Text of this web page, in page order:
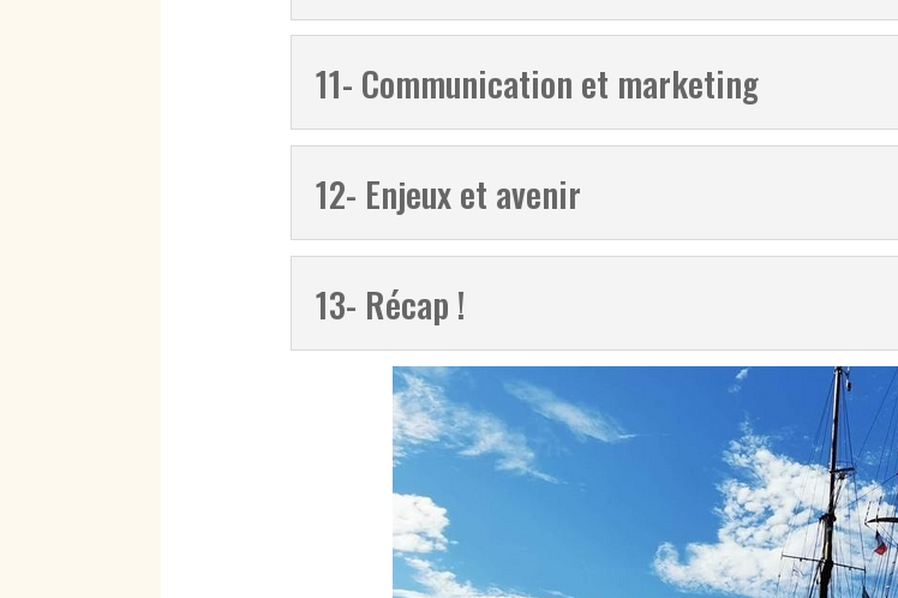
11- Communication et marketing
12- Enjeux et avenir
13- Récap !